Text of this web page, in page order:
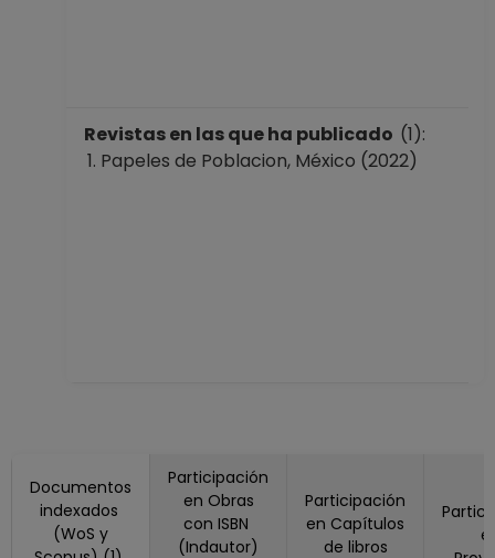
Revistas en las que ha publicado (1):
Papeles de Poblacion, México (2022)
Documentos
indexados
(WoS y
Participación
en Obras
con ISBN
(Indautor)
Participación
en Capítulos
de libros